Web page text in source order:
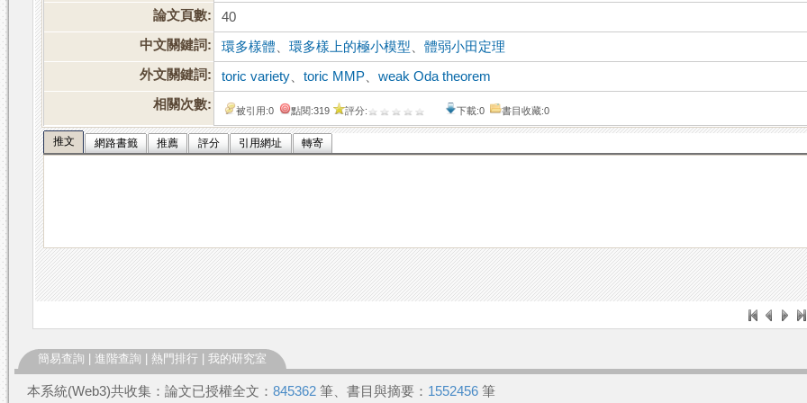
論文頁數:
40
中文關鍵詞:
環多樣體 、環多樣上的極小模型 、體弱小田定理
外文關鍵詞:
toric variety 、toric MMP 、weak Oda theorem
相關次數:
被引用:0 點閱:319 評分: 下載:0 書目收藏:0
推文 網路書籤 推薦 評分 引用網址 轉寄
簡易查詢 進階查詢 熱門排行 我的研究室
本系統(Web3)共收集：論文已授權全文： 845362 筆、書目與摘要： 1552456 筆